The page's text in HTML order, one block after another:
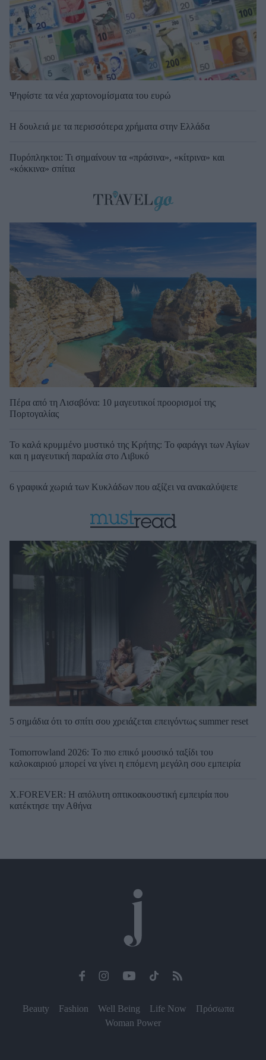
Ψηφίστε τα νέα χαρτονομίσματα του ευρώ
Η δουλειά με τα περισσότερα χρήματα στην Ελλάδα
Πυρόπληκτοι: Τι σημαίνουν τα «πράσινα», «κίτρινα» και
«κόκκινα» σπίτια
Πέρα από τη Λισαβόνα: 10 μαγευτικοί προορισμοί της
Πορτογαλίας
Το καλά κρυμμένο μυστικό της Κρήτης: Το φαράγγι των Αγίων
και η μαγευτική παραλία στο Λιβυκό
6 γραφικά χωριά των Κυκλάδων που αξίζει να ανακαλύψετε
5 σημάδια ότι το σπίτι σου χρειάζεται επειγόντως summer reset
Tomorrowland 2026: Το πιο επικό μουσικό ταξίδι του
καλοκαιριού μπορεί να γίνει η επόμενη μεγάλη σου εμπειρία
X.FOREVER: Η απόλυτη οπτικοακουστική εμπειρία που
κατέκτησε την Αθήνα
Beauty Fashion Well Being Life Now
Πρόσωπα
Woman Power